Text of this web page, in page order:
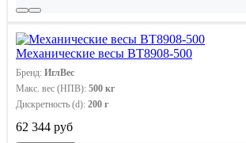
Механические весы ВТ8908-500
Бренд: ИглВес
Макс. вес (НПВ): 500 кг
Дискретность (d): 200 г
62 344 руб